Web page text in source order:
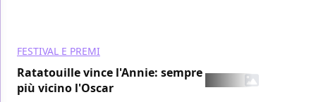
FESTIVAL E PREMI
Ratatouille vince l'Annie: sempre
più vicino l'Oscar